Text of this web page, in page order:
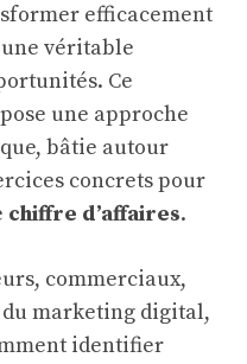
efficacement
véritable
Ce
une approche
bâtie autour
concrets pour
chiffre d’affaires.
commerciaux,
marketing digital,
identifier